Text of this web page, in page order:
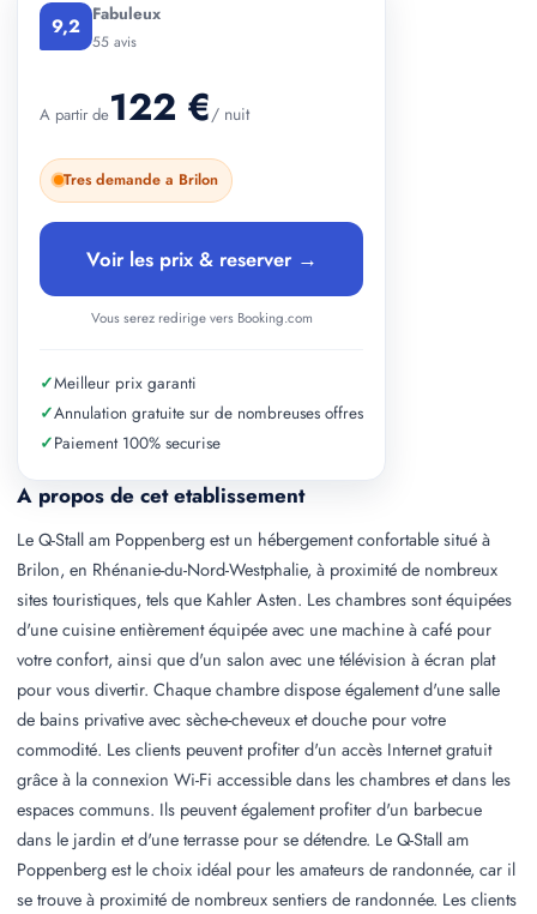
A propos de cet etablissement
Le Q-Stall am Poppenberg est un hébergement confortable situé à
Brilon, en Rhénanie-du-Nord-Westphalie, à proximité de nombreux
sites touristiques, tels que Kahler Asten. Les chambres sont équipées
d'une cuisine entièrement équipée avec une machine à café pour
votre confort, ainsi que d'un salon avec une télévision à écran plat
pour vous divertir. Chaque chambre dispose également d'une salle
de bains privative avec sèche-cheveux et douche pour votre
commodité. Les clients peuvent profiter d'un accès Internet gratuit
grâce à la connexion Wi-Fi accessible dans les chambres et dans les
espaces communs. Ils peuvent également profiter d'un barbecue
dans le jardin et d'une terrasse pour se détendre. Le Q-Stall am
Poppenberg est le choix idéal pour les amateurs de randonnée, car il
se trouve à proximité de nombreux sentiers de randonnée. Les clients
9,2 Fabuleux
55 avis
A partir de122 €/ nuit
Tres demande a Brilon
Voir les prix & reserver →
Vous serez redirige vers Booking.com
✓Meilleur prix garanti
✓Annulation gratuite sur de nombreuses offres
✓Paiement 100% securise